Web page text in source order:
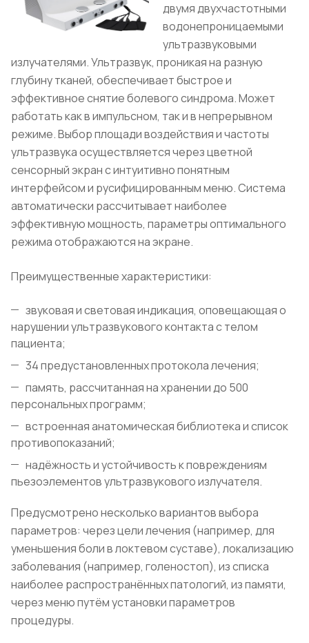
двумя двухчастотными
водонепроницаемыми
ультразвуковыми
излучателями. Ультразвук, проникая на разную
глубину тканей, обеспечивает быстрое и
эффективное снятие болевого синдрома. Может
работать как в импульсном, так и в непрерывном
режиме. Выбор площади воздействия и частоты
ультразвука осуществляется через цветной
сенсорный экран с интуитивно понятным
интерфейсом и русифицированным меню. Система
автоматически рассчитывает наиболее
эффективную мощность, параметры оптимального
режима отображаются на экране.
Преимущественные характеристики:
звуковая и световая индикация, оповещающая о
нарушении ультразвукового контакта с телом
пациента;
34 предустановленных протокола лечения;
память, рассчитанная на хранении до 500
персональных программ;
встроенная анатомическая библиотека и список
противопоказаний;
надёжность и устойчивость к повреждениям
пьезоэлементов ультразвукового излучателя.
Предусмотрено несколько вариантов выбора
параметров: через цели лечения (например, для
уменьшения боли в локтевом суставе), локализацию
заболевания (например, голеностоп), из списка
наиболее распространённых патологий, из памяти,
через меню путём установки параметров
процедуры.